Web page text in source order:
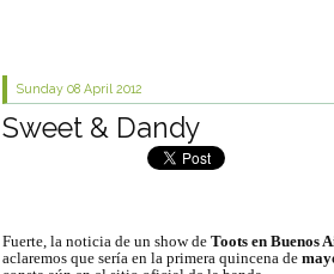
Sunday 08 April 2012
Sweet & Dandy
Fuerte, la noticia de un show de Toots en Buenos
aclaremos que sería en la primera quincena de